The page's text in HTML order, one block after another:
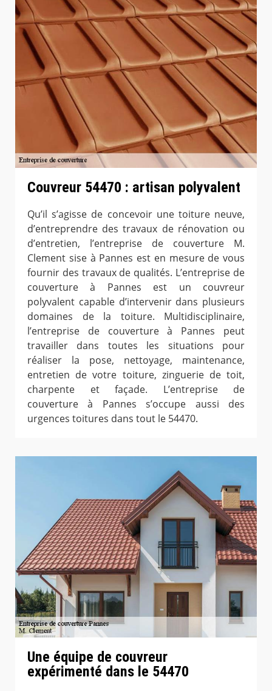
Couvreur 54470 : artisan polyvalent
Qu’il s’agisse de concevoir une toiture neuve,
d’entreprendre des travaux de rénovation ou
d’entretien, l’entreprise de couverture M.
Clement sise à Pannes est en mesure de vous
fournir des travaux de qualités. L’entreprise de
couverture à Pannes est un couvreur
polyvalent capable d’intervenir dans plusieurs
domaines de la toiture. Multidisciplinaire,
l’entreprise de couverture à Pannes peut
travailler dans toutes les situations pour
réaliser la pose, nettoyage, maintenance,
entretien de votre toiture, zinguerie de toit,
charpente et façade. L’entreprise de
couverture à Pannes s’occupe aussi des
urgences toitures dans tout le 54470.
Une équipe de couvreur
expérimenté dans le 54470